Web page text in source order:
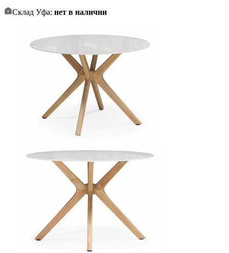
Склад Уфа: нет в наличии